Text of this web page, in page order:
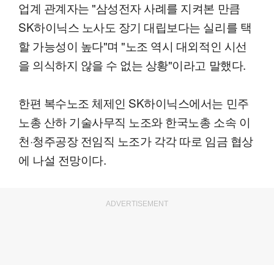
업계 관계자는 "삼성전자 사례를 지켜본 만큼
SK하이닉스 노사도 장기 대립보다는 실리를 택
할 가능성이 높다"며 "노조 역시 대외적인 시선
을 의식하지 않을 수 없는 상황"이라고 말했다.
한편 복수노조 체제인 SK하이닉스에서는 민주
노총 산하 기술사무직 노조와 한국노총 소속 이
천·청주공장 전임직 노조가 각각 따로 임금 협상
에 나설 전망이다.
ADVERTISEMENT